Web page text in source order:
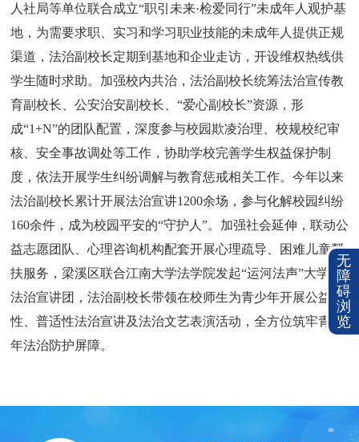
人社局等单位联合成立“职引未来·检爱同行”未成年人观护基
地，为需要求职、实习和学习职业技能的未成年人提供正规
渠道，法治副校长定期到基地和企业走访，开设维权热线供
学生随时求助。加强校内共治，法治副校长统筹法治宣传教
育副校长、公安治安副校长、“爱心副校长”资源，形
成“1+N”的团队配置，深度参与校园欺凌治理、校规校纪审
核、安全事故调处等工作，协助学校完善学生权益保护制
度，依法开展学生纠纷调解与教育惩戒相关工作。今年以来
法治副校长累计开展法治宣讲1200余场，参与化解校园纠纷
160余件，成为校园平安的“守护人”。加强社会延伸，联动公
益志愿团队、心理咨询机构配套开展心理疏导、困难儿童帮
扶服务，梁溪区联合江南大学法学院发起“运河法声”大学生
法治宣讲团，法治副校长带领在校师生为青少年开展公益
性、普适性法治宣讲及法治文艺表演活动，全方位筑牢青少
年法治防护屏障。
无
障
碍
浏
览